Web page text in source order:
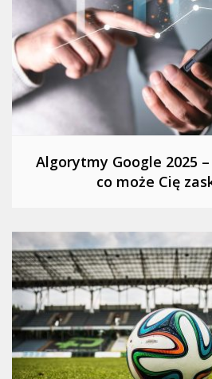
Algorytmy Google 2025
co może Cię